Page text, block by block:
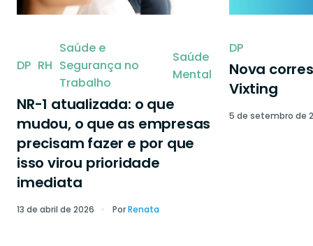
DP RH
Saúde e
Segurança no
Trabalho
Saúde
Mental
NR-1 atualizada: o que
mudou, o que as empresas
precisam fazer e por que
isso virou prioridade
imediata
13 de abril de 2026 PorRenata
DP
Nova
Vixting
5 de setembro de